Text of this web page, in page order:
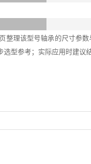
整理该型号轴承的尺寸参
型参考；实际应用时建议